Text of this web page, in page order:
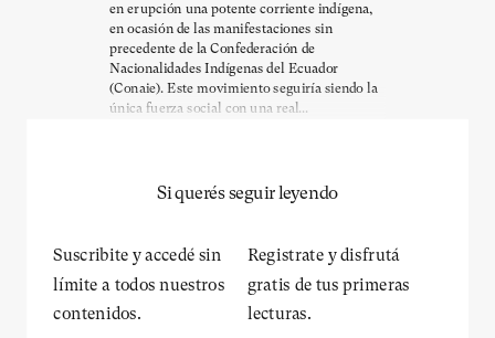
en erupción una potente corriente indígena,
en ocasión de las manifestaciones sin
precedente de la Confederación de
Nacionalidades Indígenas del Ecuador
(Conaie). Este movimiento seguiría siendo la
única fuerza social con una real...
Si querés seguir leyendo
Suscribite y accedé sin
límite a todos nuestros
contenidos.
Registrate y disfrutá
gratis de tus primeras
lecturas.